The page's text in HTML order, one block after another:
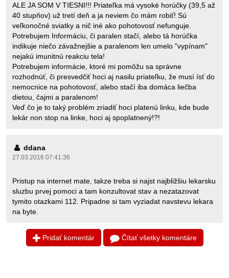
ALE JA SOM V TIESNI!!! Priateľka má vysoké horúčky (39,5 až
40 stupňov) už tretí deň a ja neviem čo mám robiť! Sú
veľkonočné sviatky a nič iné ako pohotovosť nefunguje.
Potrebujem Informáciu, či paralen stačí, alebo tá horúčka
indikuje niečo závažnejšie a paralenom len umelo "vypínam"
nejakú imunitnú reakciu tela!
Potrebujem informácie, ktoré mi pomôžu sa správne
rozhodnúť, či presvedčiť hoci aj nasilu priateľku, že musí ísť do
nemocnice na pohotovosť, alebo stačí iba domáca liečba
dietou, čajmi a paralenom!
Veď čo je to taký problém zriadiť hoci platenú linku, kde bude
lekár non stop na linke, hoci aj spoplatnený!?!
ddana
27.03.2016 07:41:36
Pristup na internet mate, takze treba si najst najbližšiu lekarsku
sluzbu prvej pomoci a tam konzultovat stav a nezatazovat
tymito otazkami 112. Pripadne si tam vyziadat navstevu lekara
na byte.
Pridať komentár Čítať všetky komentáre